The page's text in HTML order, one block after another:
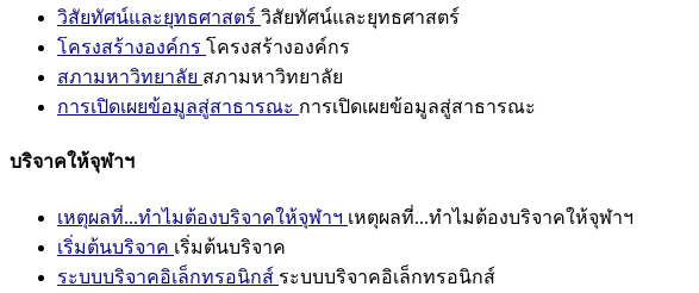
วิสัยทัศน์และยุทธศาสตร์ วิสัยทัศน์และยุทธศาสตร์
โครงสร้างองค์กร โครงสร้างองค์กร
สภามหาวิทยาลัย สภามหาวิทยาลัย
การเปิดเผยข้อมูลสู่สาธารณะ การเปิดเผยข้อมูลสู่สาธารณะ
บริจาคให้จุฬาฯ
เหตุผลที่...ทำไมต้องบริจาคให้จุฬาฯ เหตุผลที่...ทำไมต้องบริจาคให้จุฬาฯ
เริ่มต้นบริจาค เริ่มต้นบริจาค
ระบบบริจาคอิเล็กทรอนิกส์ ระบบบริจาคอิเล็กทรอนิกส์